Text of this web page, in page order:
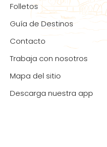
Folletos
Guía de Destinos
Contacto
Trabaja con nosotros
Mapa del sitio
Descarga nuestra app